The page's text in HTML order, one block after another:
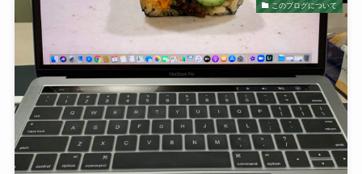
このブログについて